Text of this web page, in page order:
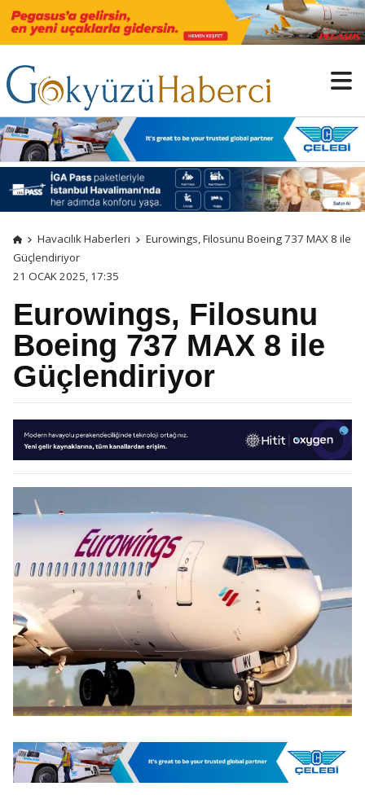
Havacılık Haberleri
Eurowings, Filosunu Boeing 737 MAX 8 ile
Güçlendiriyor
21 OCAK 2025, 17:35
Eurowings, Filosunu
Boeing 737 MAX 8 ile
Güçlendiriyor